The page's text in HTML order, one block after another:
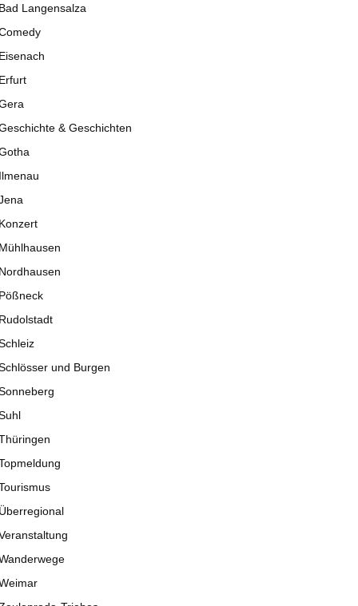
Bad Langensalza
Eisenach
Erfurt
& Geschichten
Ilmenau
Konzert
Mühlhausen
Nordhausen
Pößneck
Rudolstadt
und Burgen
Überregional